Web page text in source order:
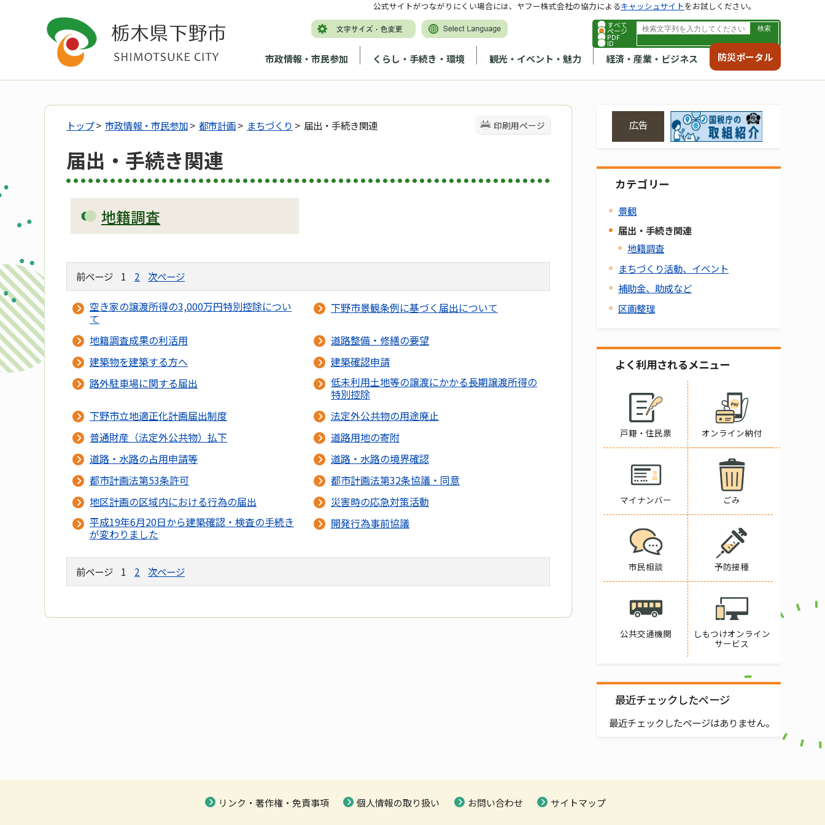
すべて
ページ
PDF
ID
市政情報・市民参加 くらし・手続き・環境 観光・イベント・魅力 経済・産業・ビジネス 防災ポータル
公式サイトがつながりにくい場合には、ヤフー株式会社の協力によるキャッシュサイトをお試しください。
印刷用ページ
トップ> 市政情報・市民参加> 都市計画> まちづくり > 届出・手続き関連
届出・手続き関連
地籍調査
前ページ 1 2 次ページ
空き家の譲渡所得の3,000万円特別控除につい
て
下野市景観条例に基づく届出について
地籍調査成果の利活用
道路整備・修繕の要望
建築物を建築する方へ
建築確認申請
路外駐車場に関する届出
低未利用土地等の譲渡にかかる長期譲渡所得の
特別控除
下野市立地適正化計画届出制度
法定外公共物の用途廃止
普通財産（法定外公共物）払下
道路用地の寄附
道路・水路の占用申請等
道路・水路の境界確認
都市計画法第53条許可
都市計画法第32条協議・同意
地区計画の区域内における行為の届出
災害時の応急対策活動
平成19年6月20日から建築確認・検査の手続き
が変わりました
開発行為事前協議
前ページ 1 2 次ページ
広告
カテゴリー
景観
届出・手続き関連
地籍調査
まちづくり活動、イベント
補助金、助成など
区画整理
よく利用されるメニュー
戸籍・住民票 オンライン納付
マイナンバー ごみ
市民相談 予防接種
公共交通機関
しもつけオンライン
サービス
最近チェックしたページ
最近チェックしたページはありません。
リンク・著作権・免責事項 個人情報の取り扱い お問い合わせ サイトマップ